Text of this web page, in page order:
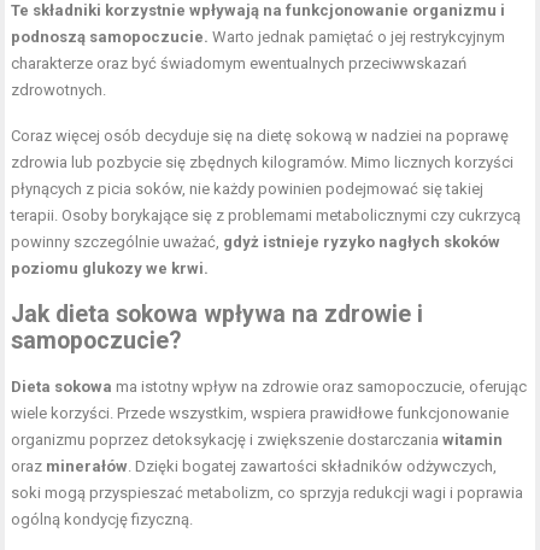
Te składniki korzystnie wpływają na funkcjonowanie organizmu i
podnoszą samopoczucie. Warto jednak pamiętać o jej restrykcyjnym
charakterze oraz być świadomym ewentualnych przeciwwskazań
zdrowotnych.
Coraz więcej osób decyduje się na dietę sokową w nadziei na poprawę
zdrowia lub pozbycie się zbędnych kilogramów. Mimo licznych korzyści
płynących z picia soków, nie każdy powinien podejmować się takiej
terapii. Osoby borykające się z problemami metabolicznymi czy cukrzycą
powinny szczególnie uważać, gdyż istnieje ryzyko nagłych skoków
poziomu glukozy we krwi.
Jak dieta sokowa wpływa na zdrowie i
samopoczucie?
Dieta sokowa ma istotny wpływ na zdrowie oraz samopoczucie, oferując
wiele korzyści. Przede wszystkim, wspiera prawidłowe funkcjonowanie
organizmu poprzez detoksykację i zwiększenie dostarczaniawitamin
oraz minerałów. Dzięki bogatej zawartości składników odżywczych,
soki mogą przyspieszać metabolizm, co sprzyja redukcji wagi i poprawia
ogólną kondycję fizyczną.